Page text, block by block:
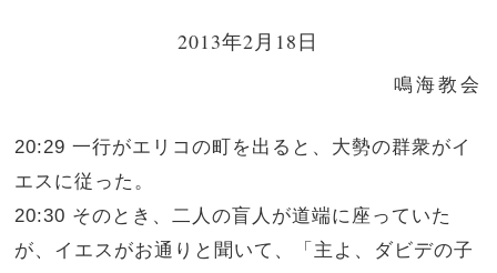
2013年2月18日
鳴海教会
20:29 一行がエリコの町を出ると、大勢の群衆がイ
エスに従った。
20:30 そのとき、二人の盲人が道端に座っていた
が、イエスがお通りと聞いて、「主よ、ダビデの子